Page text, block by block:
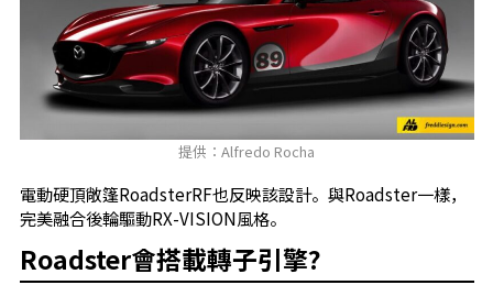
提供：Alfredo Rocha
電動硬頂敞篷RoadsterRF也反映該設計。與Roadster一樣，
完美融合後輪驅動RX-VISION風格。
Roadster會搭載轉子引擎?